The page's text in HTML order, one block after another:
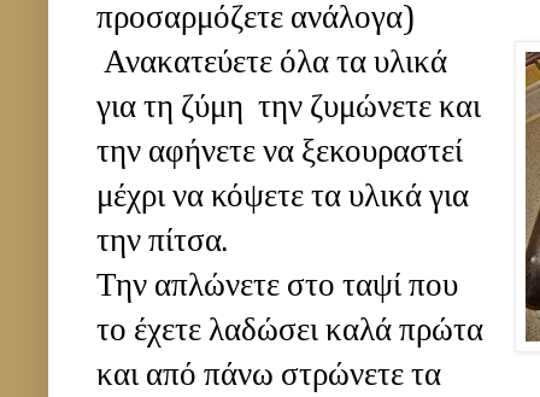
προσαρμόζετε ανάλογα)
Ανακατεύετε όλα τα υλικά
για τη ζύμη την ζυμώνετε και
την αφήνετε να ξεκουραστεί
μέχρι να κόψετε τα υλικά για
την πίτσα.
Την απλώνετε στο ταψί που
το έχετε λαδώσει καλά πρώτα
και από πάνω στρώνετε τα